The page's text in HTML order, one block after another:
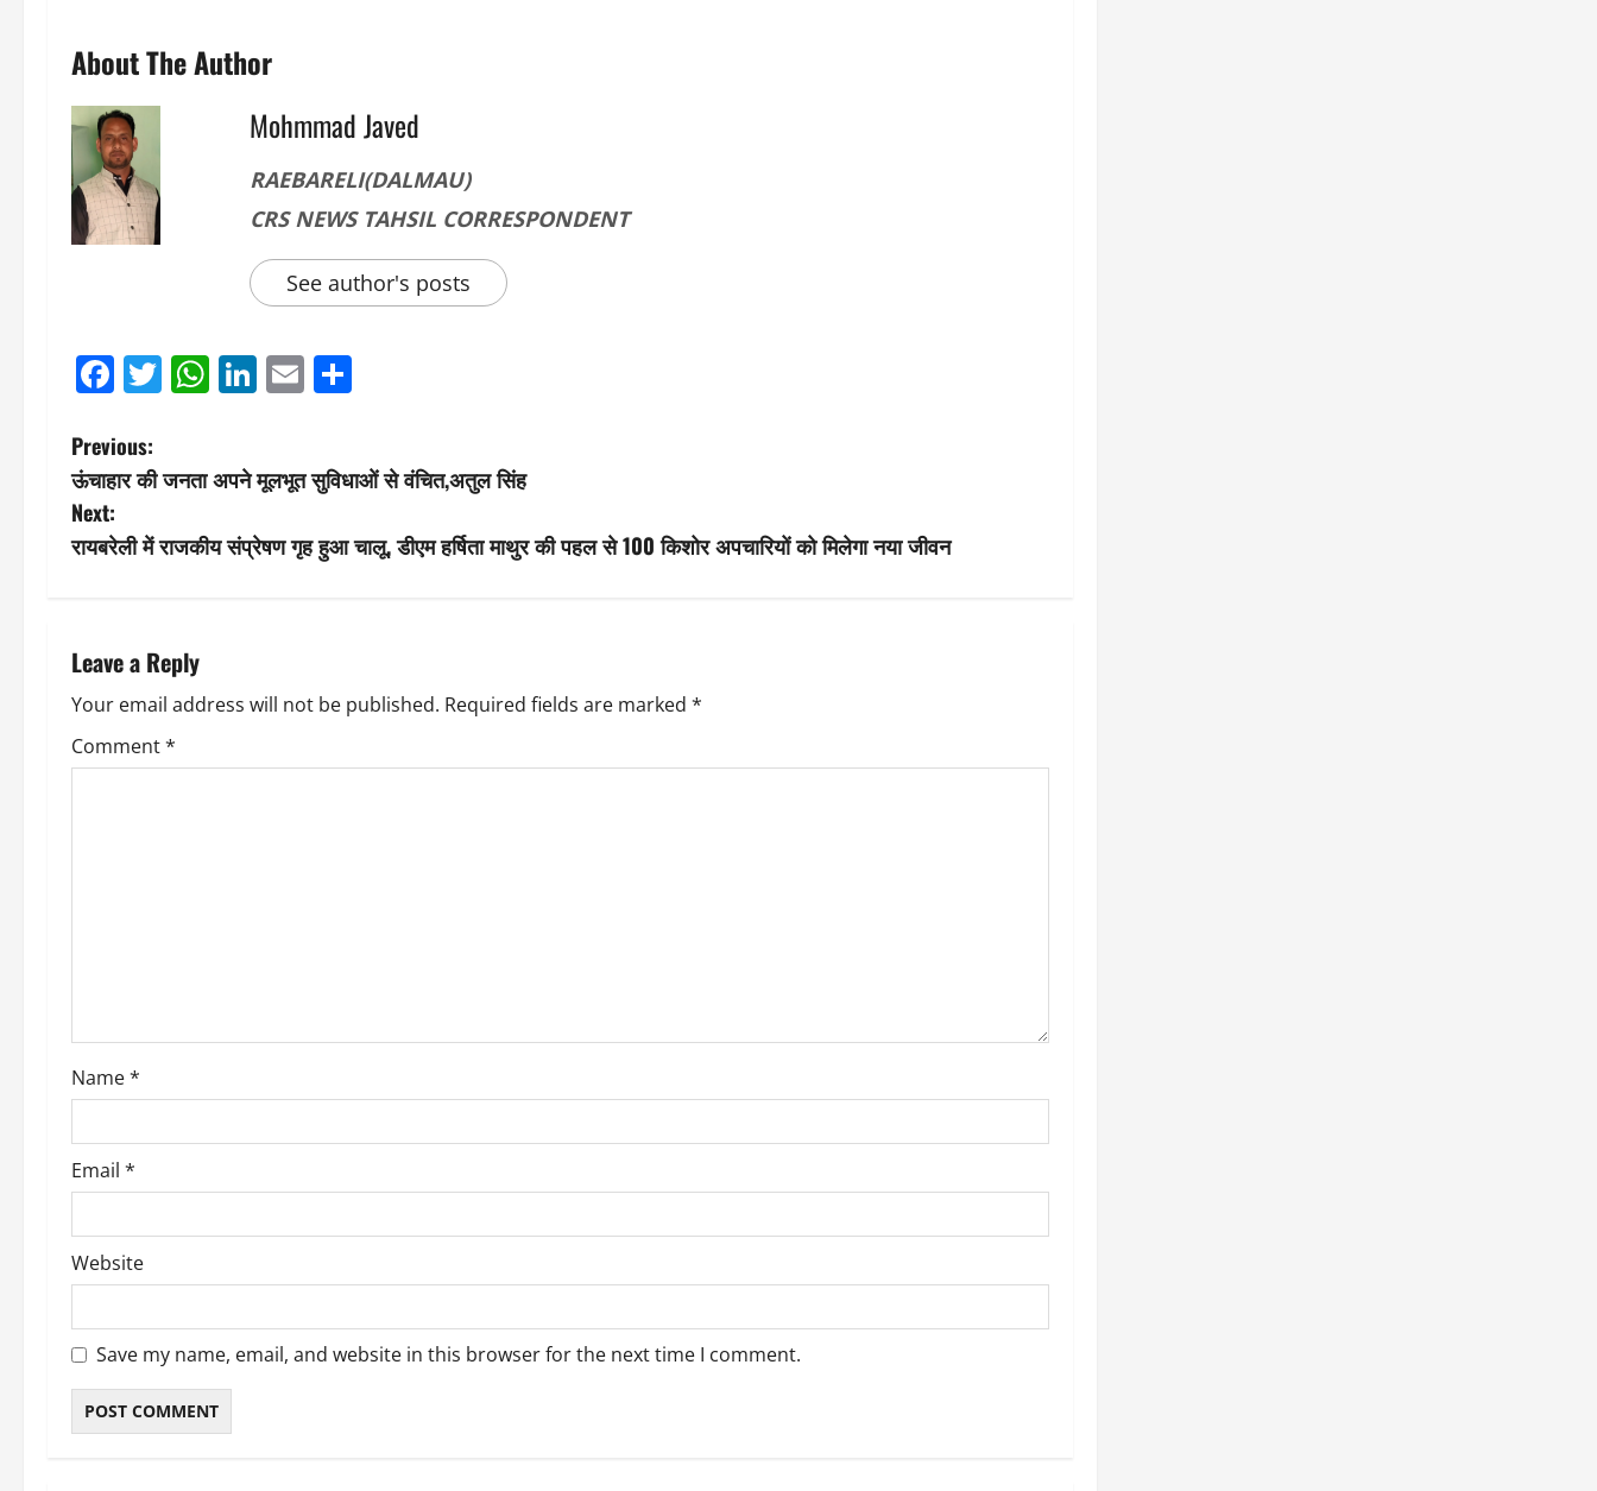
About The Author
Mohmmad Javed
RAEBARELI(DALMAU)
CRS NEWS TAHSIL CORRESPONDENT
See author's posts
Facebook
Twitter
WhatsApp
LinkedIn
Email
P
o
s
n
a
v
o
n
Previous:
ऊंचाहार की जनता अपने मूलभूत सुविधाओं से वंचित,अतुल सिंह
Next:
रायबरेली में राजकीय संप्रेषण गृह हुआ चालू, डीएम हर्षिता माथुर की पहल से 100 किशोर अपचारियों को मिलेगा नया जीवन
Leave a Reply
Your email address will not be published. Required fields are marked *
Comment*
Name*
Email *
Website
Save my name, email, and website in this browser for the next time I comment.